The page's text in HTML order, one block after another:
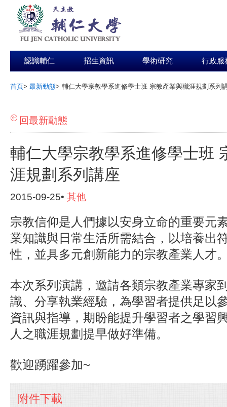
認識輔仁 招生資訊 學術研究 行政服
首頁> 最新動態> 輔仁大學宗教學系進修學士班 宗教產業與職涯規劃系列
回最新動態
輔仁大學宗教學系進修學士班
涯規劃系列講座
2015-09-25• 其他
宗教信仰是人們據以安身立命的重要元
業知識與日常生活所需結合，以培養出
性，並具多元創新能力的宗教產業人才
本次系列演講，邀請各類宗教產業專家
識、分享執業經驗，為學習者提供足以
資訊與指導，期盼能提升學習者之學習
人之職涯規劃提早做好準備。
歡迎踴躍參加~
附件下載